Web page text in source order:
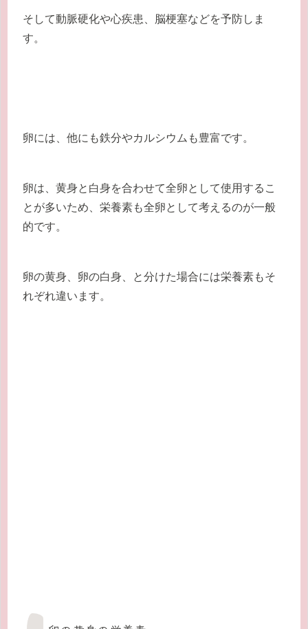
そして動脈硬化や心疾患、脳梗塞などを予防しま
す。
卵には、他にも鉄分やカルシウムも豊富です。
卵は、黄身と白身を合わせて全卵として使用するこ
とが多いため、栄養素も全卵として考えるのが一般
的です。
卵の黄身、卵の白身、と分けた場合には栄養素もそ
れぞれ違います。